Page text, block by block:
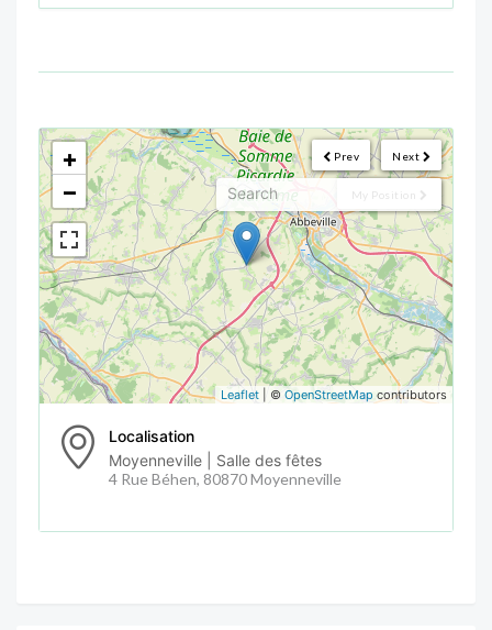
Next
Prev
My Position
<!---->
+
−
Leaflet | © OpenStreetMap contributors
Localisation
Moyenneville | Salle des fêtes
4 Rue Béhen, 80870 Moyenneville